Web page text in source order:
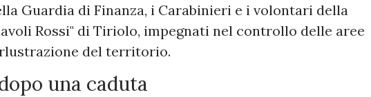
Guardia di Finanza, i Carabinieri e i volontari della
Rossi" di Tiriolo, impegnati nel controllo delle aree
del territorio.
una caduta